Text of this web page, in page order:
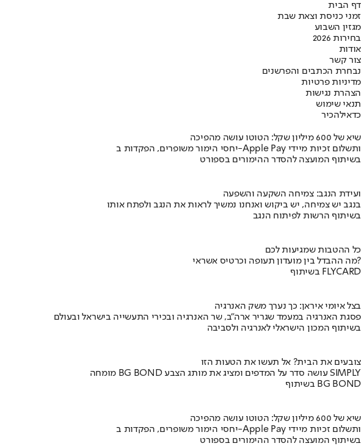
דף הבית
זמני כניסת וצאת שבת
מגזין השבוע
בחירות 2026
אודות
צור קשר
נבחרת הכתבים והפרשנים
מדיניות פרטיות
הצהרת נגישות
תנאי שימוש
כדאילהכיר
שיא של 600 מיליון שקל: הטוטו עושה מהפיכה
יחסי הימור משופרים, הפקדות ב-Apple Pay ותשלום זכיות מיידי
בשיתוף המועצה להסדר ההימורים בספורט
ועידת הנגב: צמיחה השקעה והשפעה
בנגב יש צמיחה, יש ביקוש ואנחנו נמשיך לראות את הנגב ולפתח אותו
בשיתוף הרשות לפיתוח הנגב
כל ההטבות שמגיעות לכם
מה ההבדל בין מועדון תעופה וכרטיס אשראי?
בשיתוף FLYCARD
בצל איומי איראן: כך נערך משק האנרגיה
פסגת האנרגיה במעמד שגריר ארה"ב, שר האנרגיה ובכירי התעשייה בישראל ובעולם
בשיתוף המכון הישראלי לאנרגיה ולסביבה
צובעים את הבית? אל תעשו את הטעות הזו
מומחה BG BOND עושה סדר על המדפים ומציג את מותג הצבע SIMPLY
בשיתוף BG BOND
שיא של 600 מיליון שקל: הטוטו עושה מהפיכה
יחסי הימור משופרים, הפקדות ב-Apple Pay ותשלום זכיות מיידי
בשיתוף המועצה להסדר ההימורים בספורט